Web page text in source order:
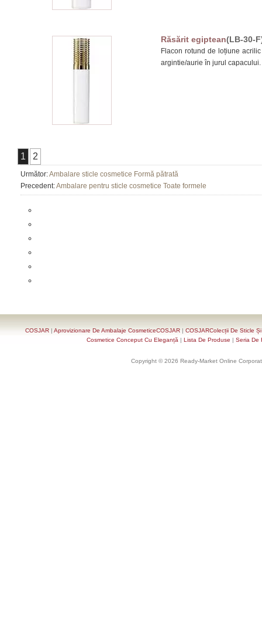
Răsărit egiptean(LB-30-
Flacon rotund de loțiune
argintie/aurie în jurul
1 2
Următor:Ambalare sticle cosmetice Formă pătrată
Precedent:Ambalare pentru sticle cosmetice Toate formele
COSJAR | Aprovizionare De Ambalaje CosmeticeCOSJAR | COSJARColecții De Sticle
Cosmetice Conceput Cu Eleganță | Lista De Produse | Seria De
Copyright © 2026 Ready-Market Online